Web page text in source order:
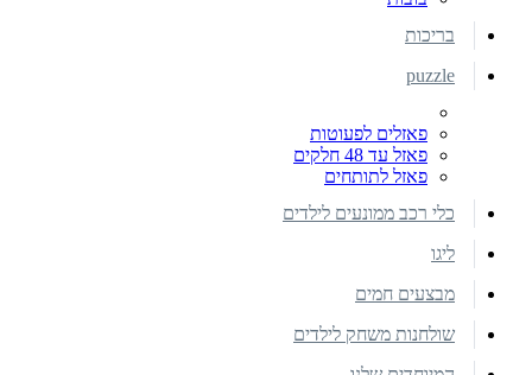
בריכות
puzzle
פאזלים לפעוטות
פאזל עד 48 חלקים
פאזל לתותחים
כלי רכב ממונעים לילדים
ליגו
מבצעים חמים
שולחנות משחק לילדים